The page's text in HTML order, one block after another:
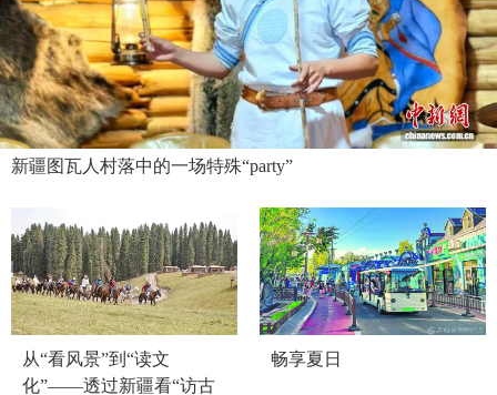
新疆图瓦人村落中的一场特殊“party”
从“看风景”到“读文
化”——透过新疆看“访古
畅享夏日